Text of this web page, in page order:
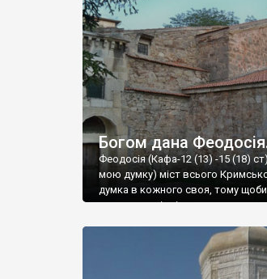
Богом дана
Феодосія (Кафа-12 (13) -15 (18)
мою думку) міст всього
думка в кожного своя, тому щоби
запрошую відвідати це